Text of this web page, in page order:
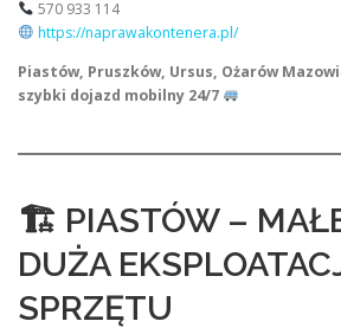
570 933 114
https://naprawakontenera.pl/
Piastów, Pruszków, Ursus, Ożarów
szybki dojazd mobilny 24/7
🏗 PIASTÓW –
DUŻA
SPRZĘTU